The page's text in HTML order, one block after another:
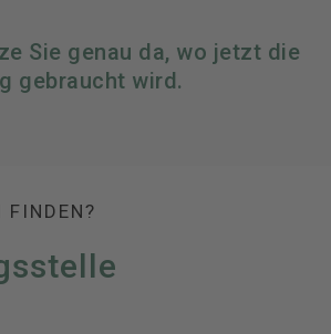
Sie genau da, wo jetzt die
gebraucht wird.
FINDEN?